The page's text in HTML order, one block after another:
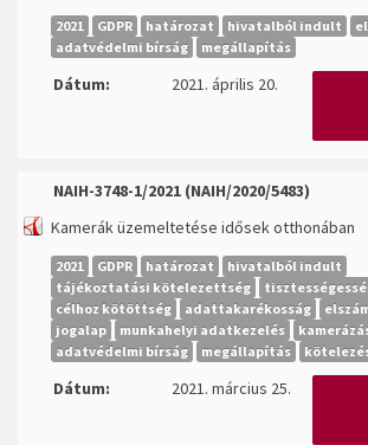
2021 GDPR határozat hivatalból indult
adatvédelmi bírság
megállapítás
Dátum:
2021. április 20.
NAIH-3748-1/2021 (NAIH/2020/5483)
Kamerák üzemeltetése idősek otthonában
2021 GDPR határozat
hivatalból indult
tájékoztatási kötelezettség
célhoz kötöttség
adattakarékosság
jogalap
munkahelyi adatkezelés
adatvédelmi bírság
megállapítás
Dátum:
2021. március 25.